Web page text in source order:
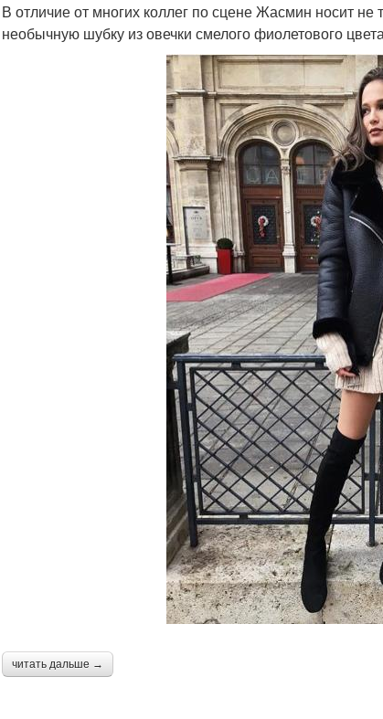
В отличие от многих коллег по сцене Жасмин носит
необычную шубку из овечки смелого фиолетового
читать дальше →